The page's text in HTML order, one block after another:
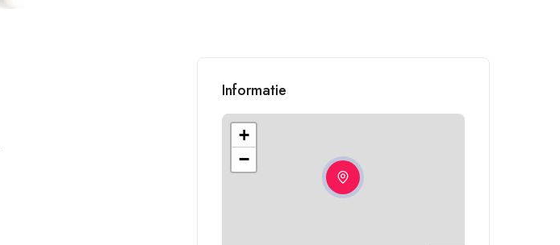
Informatie
+
−